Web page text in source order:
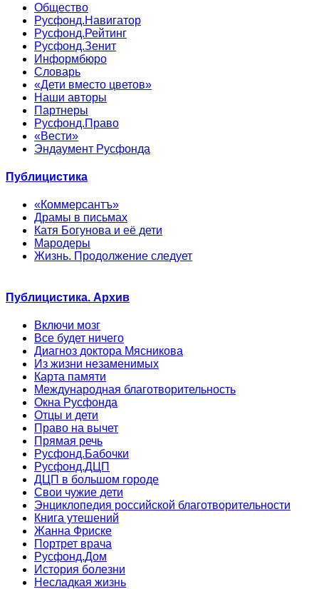
Общество
Русфонд.Навигатор
Русфонд.Рейтинг
Русфонд.Зенит
Информбюро
Словарь
«Дети вместо цветов»
Наши авторы
Партнеры
Русфонд.Право
«Вести»
Эндаумент Русфонда
Публицистика
«Коммерсантъ»
Драмы в письмах
Катя Богунова и её дети
Мародеры
Жизнь. Продолжение следует
Публицистика. Архив
Включи мозг
Все будет ничего
Диагноз доктора Мясникова
Из жизни незаменимых
Карта памяти
Международная благотворительность
Окна Русфонда
Отцы и дети
Право на вычет
Прямая речь
Русфонд.Бабочки
Русфонд.ДЦП
ДЦП в большом городе
Свои чужие дети
Энциклопедия российской благотворительности
Книга утешений
Жанна Фриске
Портрет врача
Русфонд.Дом
История болезни
Несладкая жизнь